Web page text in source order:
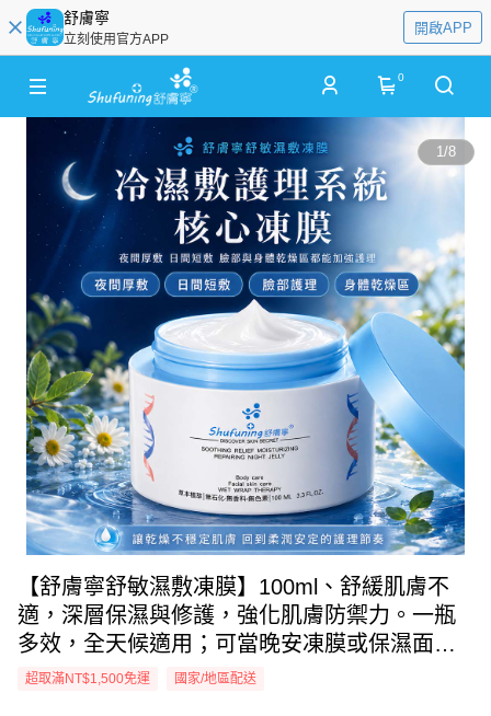
舒膚寧
立刻使用官方APP
開啟APP
0
1/8
【舒膚寧舒敏濕敷凍膜】100ml、舒緩肌膚不
適，深層保濕與修護，強化肌膚防禦力。一瓶
多效，全天候適用；可當晚安凍膜或保濕面膜
及濕敷救急護理使用，提升肌膚對環境傷害的
超取滿NT$1,500免運 國家/地區配送